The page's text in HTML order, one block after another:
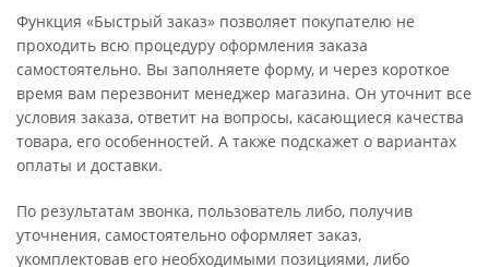
Функция «Быстрый заказ» позволяет покупателю не
проходить всю процедуру оформления заказа
самостоятельно. Вы заполняете форму, и через короткое
время вам перезвонит менеджер магазина. Он уточнит все
условия заказа, ответит на вопросы, касающиеся качества
товара, его особенностей. А также подскажет о вариантах
оплаты и доставки.
По результатам звонка, пользователь либо, получив
уточнения, самостоятельно оформляет заказ,
укомплектовав его необходимыми позициями, либо